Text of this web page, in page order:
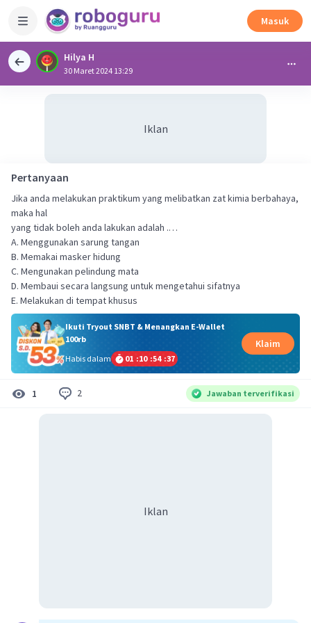
Masuk
Hilya H
30 Maret 2024 13:29
Iklan
Pertanyaan
Jika anda melakukan praktikum yang melibatkan zat kimia berbahaya,
maka hal
yang tidak boleh anda lakukan adalah .…
A. Menggunakan sarung tangan
B. Memakai masker hidung
C. Mengunakan pelindung mata
D. Membaui secara langsung untuk mengetahui sifatnya
E. Melakukan di tempat khusus
Ikuti Tryout SNBT & Menangkan E-Wallet
100rb
Habis dalam
01 :10 :54 :36
Klaim
1 2 Jawaban terverifikasi
Iklan